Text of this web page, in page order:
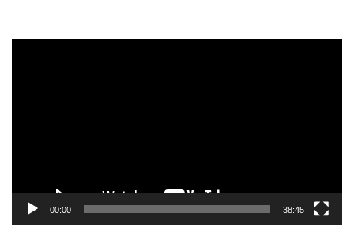
00:00 38:45